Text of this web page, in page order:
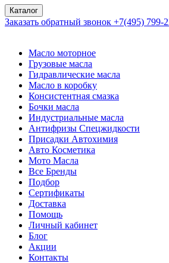
Каталог
Заказать обратный звонок +7(495) 799-
Масло моторное
Грузовые масла
Гидравлические масла
Масло в коробку
Консистентная смазка
Бочки масла
Индустриальные масла
Антифризы Спецжидкости
Присадки Автохимия
Авто Косметика
Мото Масла
Все Бренды
Подбор
Сертификаты
Доставка
Помощь
Личный кабинет
Блог
Акции
Контакты